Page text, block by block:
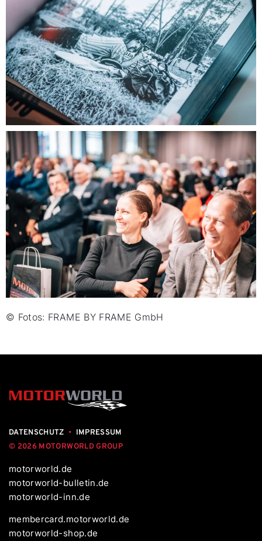
© Fotos: FRAME BY FRAME GmbH
DATENSCHUTZ • IMPRESSUM
© 2026 MOTORWORLD GROUP
motorworld.de
motorworld-bulletin.de
motorworld-inn.de
membercard.motorworld.de
motorworld-shop.de